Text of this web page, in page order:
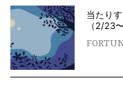
当たり
（2/23